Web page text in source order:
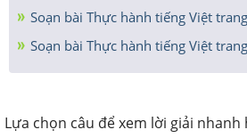
Soạn bài Thực hành tiếng Việt
Soạn bài Thực hành tiếng Việt
Lựa chọn câu để xem lời giải nhanh